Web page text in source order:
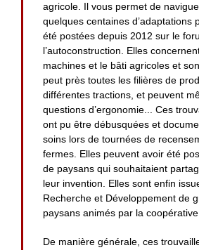
agricole. Il vous permet de
quelques centaines d’adaptations
été postées depuis 2012 sur le
l’autoconstruction. Elles
machines et le bâti agricoles et
peut près toutes les filières de
différentes tractions, et peuvent
questions d’ergonomie... Ces
ont pu être débusquées et
soins lors de tournées de
fermes. Elles peuvent avoir été
de paysans qui souhaitaient
leur invention. Elles sont enfin
Recherche et Développement de
paysans animés par la
De manière générale, ces